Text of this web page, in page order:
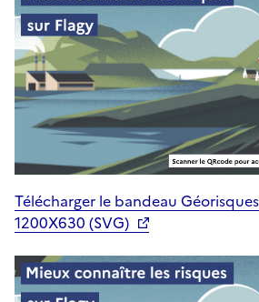
Télécharger le bandeau
1200X630 (SVG)